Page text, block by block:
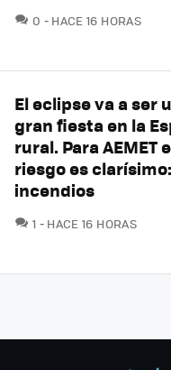
0 COMENTARIOS
HACE 16 HORAS
El eclipse va a ser
gran fiesta en la
rural. Para AEMET
riesgo es
incendios
1 COMENTARIOS
HACE 16 HORAS